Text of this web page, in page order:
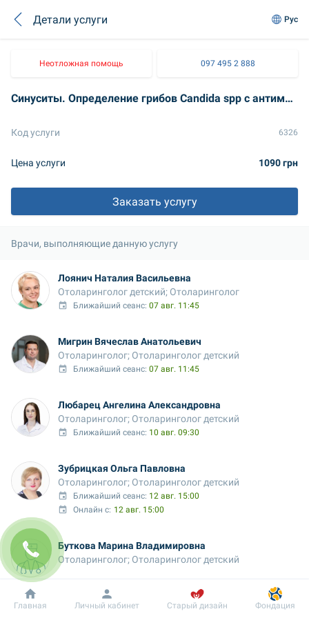
Детали услуги Рус
Неотложная помощь 097 495 2 888
Синуситы. Определение грибов Candida spp с антимикотикограммой с MIC
Код услуги 6326
Цена услуги 1090 грн
Заказать услугу
Врачи, выполняющие данную услугу
Лоянич Наталия Васильевна
Отоларинголог детский; Отоларинголог
Ближайший сеанс: 07 авг. 11:45
Мигрин Вячеслав Анатольевич
Отоларинголог; Отоларинголог детский
Ближайший сеанс: 07 авг. 11:45
Любарец Ангелина Александровна
Отоларинголог; Отоларинголог детский
Ближайший сеанс: 10 авг. 09:30
Зубрицкая Ольга Павловна
Отоларинголог; Отоларинголог детский
Ближайший сеанс: 12 авг. 15:00
Онлайн с: 12 авг. 15:00
Буткова Марина Владимировна
Отоларинголог; Отоларинголог детский
Добробут Информация Пациенту
Главная Личный кабинет Старый дизайн Фондация